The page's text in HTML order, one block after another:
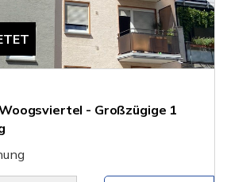
- Großzügige 1